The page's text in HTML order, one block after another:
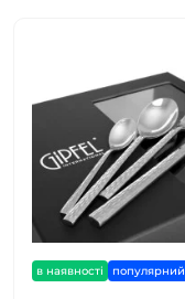
в наявності популярний